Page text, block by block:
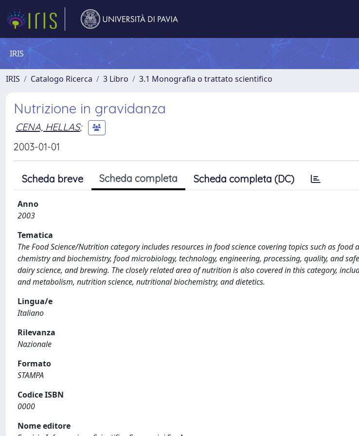
IRIS
IRIS Catalogo Ricerca 3 Libro 3.1 Monografia o trattato scientifico
Nutrizione in gravidanza
CENA, HELLAS;
2003-01-01
Scheda breve Scheda completa Scheda completa (DC)
Anno
2003
Tematica
The Food Science/Nutrition category includes resources in food science covering topics such as
chemistry and biochemistry, food microbiology, technology, engineering, processing, quality, and
dairy science, and brewing. The closely related area of nutrition is also covered in this category,
and metabolism, nutrition science, nutritional biochemistry, and dietetics.
Lingua/e
Italiano
Rilevanza
Nazionale
Formato
STAMPA
Codice ISBN
0000
Nome editore